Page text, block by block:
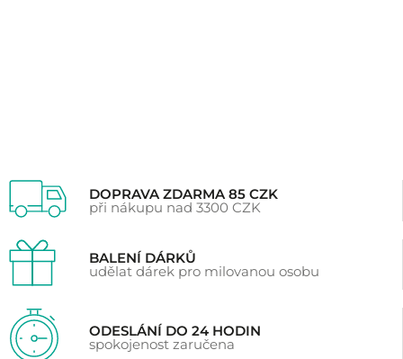
DOPRAVA ZDARMA 85 CZK
při nákupu nad 3300 CZK
BALENÍ DÁRKŮ
udělat dárek pro milovanou osobu
ODESLÁNÍ DO 24 HODIN
spokojenost zaručena